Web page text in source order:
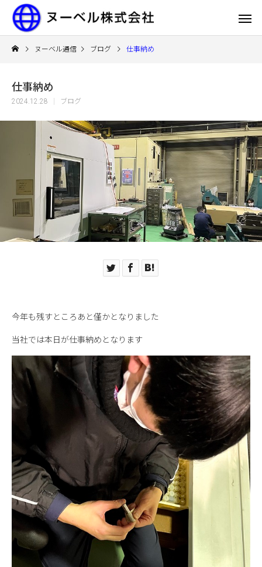
ヌーベル通信 ブログ 仕事納め
仕事納め
2024.12.28 ブログ
今年も残すところあと僅かとなりました
当社では本日が仕事納めとなります